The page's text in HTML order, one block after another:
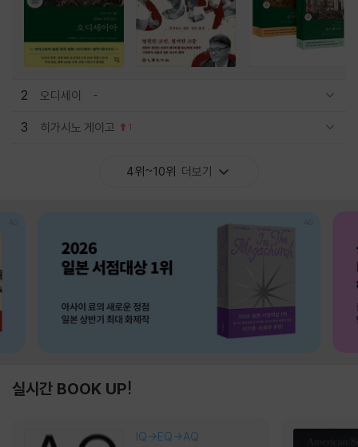
2 오디세이
3 히가시노 게이고 1
4위~10위 더보기
실시간 BOOK UP!
IQ→EQ→AQ